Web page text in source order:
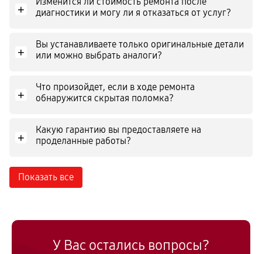
+
диагностики и могу ли я отказаться от услуг?
+
Вы устанавливаете только оригинальные детали
или можно выбрать аналоги?
+
Что произойдет, если в ходе ремонта
обнаружится скрытая поломка?
+
Какую гарантию вы предоставляете на
проделанные работы?
Показать все
У Вас остались вопросы?